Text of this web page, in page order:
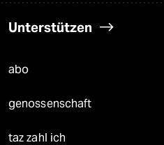
Unterstützen
abo
genossenschaft
taz zahl ich